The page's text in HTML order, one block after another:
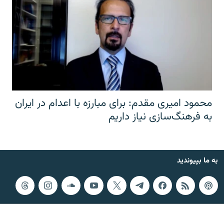
محمود امیری مقدم: برای مبارزه با اعدام در ایران
به فرهنگ‌سازی نیاز داریم
به ما بپیوندید